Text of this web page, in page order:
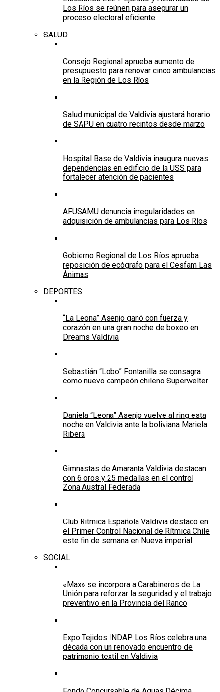
Los Ríos se reúnen para asegurar un
proceso electoral eficiente
SALUD
Consejo Regional aprueba aumento de
presupuesto para renovar cinco ambulancias
en la Región de Los Ríos
Salud municipal de Valdivia ajustará horario
de SAPU en cuatro recintos desde marzo
Hospital Base de Valdivia inaugura nuevas
dependencias en edificio de la USS para
fortalecer atención de pacientes
AFUSAMU denuncia irregularidades en
adquisición de ambulancias para Los Ríos
Gobierno Regional de Los Ríos aprueba
reposición de ecógrafo para el Cesfam Las
Ánimas
DEPORTES
“La Leona” Asenjo ganó con fuerza y
corazón en una gran noche de boxeo en
Dreams Valdivia
Sebastián “Lobo” Fontanilla se consagra
como nuevo campeón chileno Superwelter
Daniela “Leona” Asenjo vuelve al ring esta
noche en Valdivia ante la boliviana Mariela
Ribera
Gimnastas de Amaranta Valdivia destacan
con 6 oros y 25 medallas en el control
Zona Austral Federada
Club Rítmica Española Valdivia destacó en
el Primer Control Nacional de Rítmica Chile
este fin de semana en Nueva imperial
SOCIAL
«Max» se incorpora a Carabineros de La
Unión para reforzar la seguridad y el trabajo
preventivo en la Provincia del Ranco
Expo Tejidos INDAP Los Ríos celebra una
década con un renovado encuentro de
patrimonio textil en Valdivia